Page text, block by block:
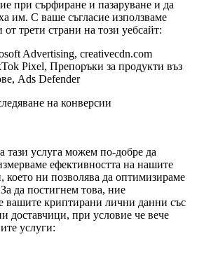
при сърфиране и пазаруване и да
им. С ваше съгласие използваме
от трети страни на този уебсайт:
Advertising, creativecdn.com
Pixel, Препоръки за продукти въз
Ads Defender
на конверсии
тази услуга можем по-добре да
ефективността на нашите
което ни позволява да оптимизираме
да постигнем това, ние
вашите криптирани лични данни със
доставчици, при условие че вече
услуги: